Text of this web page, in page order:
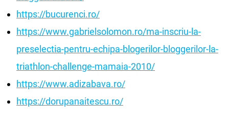
https://bucurenci.ro/
https://www.gabrielsolomon.ro/ma-inscriu-la-
preselectia-pentru-echipa-blogerilor-bloggerilor-la-
triathlon-challenge-mamaia-2010/
https://www.adizabava.ro/
https://dorupanaitescu.ro/